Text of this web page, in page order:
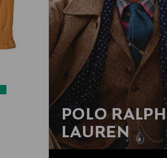
POLO RALPH
LAUREN